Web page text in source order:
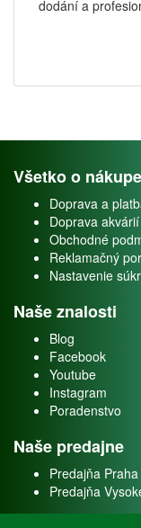
dodání a
Všetko o nákupe
Doprava a
Doprava akvárií
Obchodné
Reklamačný
Nastavenie
Naše znalosti
Blog
Facebook
Youtube
Instagram
Poradenstvo
Naše predajne
Predajňa Praha
Predajňa